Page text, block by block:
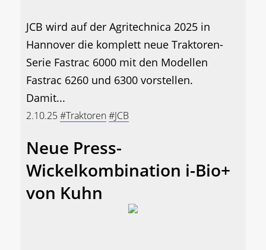
JCB wird auf der Agritechnica 2025 in
Hannover die komplett neue Traktoren-
Serie Fastrac 6000 mit den Modellen
Fastrac 6260 und 6300 vorstellen.
Damit...
2.10.25#Traktoren#JCB
Neue Press-
Wickelkombination i-Bio+
von Kuhn